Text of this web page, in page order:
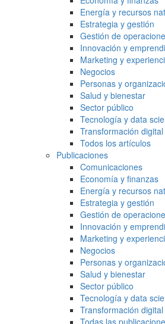
Energía y recursos
Estrategia y gestión
Gestión de
Innovación y
Marketing y
Negocios
Personas y
Salud y bienestar
Sector público
Tecnología y data
Transformación digital
Todos los artículos
Publicaciones
Comunicaciones
Economía y finanzas
Energía y recursos
Estrategia y gestión
Gestión de
Innovación y
Marketing y
Negocios
Personas y
Salud y bienestar
Sector público
Tecnología y data
Transformación digital